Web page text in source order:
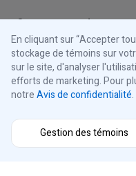
Ouvre-portes de
Feux de signalisation
Panneaux de
En cliquant sur “Accepter
stockage de témoins sur
sur le site, d'analyser
efforts de marketing. Pour
notreAvis de confidentialité.
Gestion des témoins